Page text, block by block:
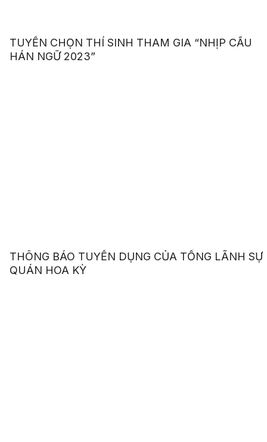
TUYỂN CHỌN THÍ SINH THAM GIA “NHỊP CẦU
HÁN NGỮ 2023”
THÔNG BÁO TUYỂN DỤNG CỦA TỔNG LÃNH SỰ
QUÁN HOA KỲ